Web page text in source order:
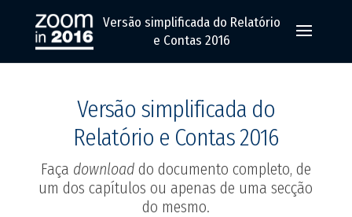
Versão simplificada do Relatório
e Contas 2016
Versão simplificada do
Relatório e Contas 2016
Faça downloaddo documento completo, de
um dos capítulos ou apenas de uma secção
do mesmo.